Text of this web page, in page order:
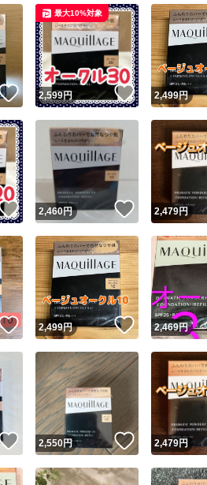
ユー
Yahoo!フリマが定めた一定の基準を
安心取引出品者
安心取引出品者 Yahoo!フリ
取引実績
取引実績◯+ このユーザ
他フリマ実績◯+ このユーザ
スピード&安心発送
この商品
商品画像の無断転載は禁止さ
コピーは1商品につき1回です
いいね！
2,599円 いいね！
最大10%対象
2,499円
いいね！
2,460円 いいね！
2,479円
いいね！
2,499円 いいね！
2,469円
いいね！
2,550円 いいね！
2,479円